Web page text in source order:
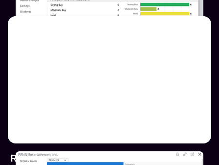
Recherche en investissements